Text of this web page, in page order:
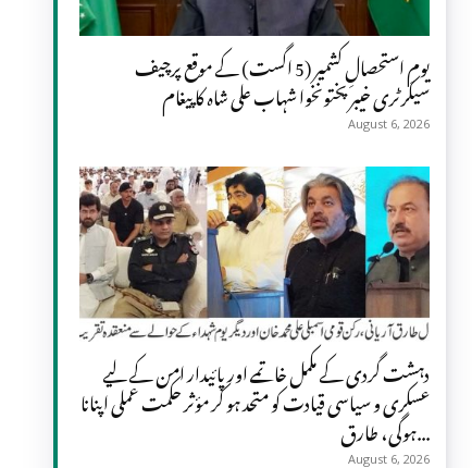
یومِ استحصالِ کشمیر (5 اگست) کے موقع پرچیف
سیکرٹری خیبر پختونخوا شہاب علی شاہ کا پیغام
August 6, 2026
دہشت گردی کے مکمل خاتمے اور پائیدار امن کے لیے
عسکری و سیاسی قیادت کو متحد ہو کر مؤثر حکمت عملی اپنانا
ہوگی، طارق...
August 6, 2026